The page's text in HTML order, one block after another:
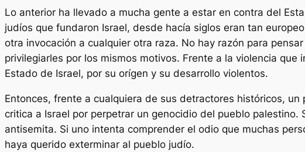
Lo anterior ha llevado a mucha gente a estar en contra del
judíos que fundaron Israel, desde hacía siglos eran tan
otra invocación a cualquier otra raza. No hay razón para
privilegiarles por los mismos motivos. Frente a la violencia
Estado de Israel, por su orígen y su desarrollo violentos.
Entonces, frente a cualquiera de sus detractores históricos,
critica a Israel por perpetrar un genocidio del pueblo
antisemita. Si uno intenta comprender el odio que muchas
haya querido exterminar al pueblo judío.